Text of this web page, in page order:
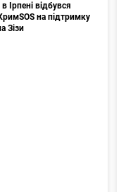
Ірпені відбувся
на підтримку
Зізи